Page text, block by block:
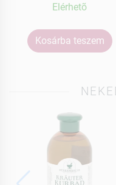
Elérhetõ
Kosárba teszem